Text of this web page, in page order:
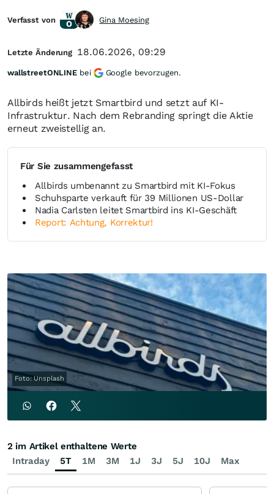
Allbirds heißt jetzt Smartbird und setzt auf KI-
Infrastruktur. Nach dem Rebranding springt die Aktie
erneut zweistellig an.
Für Sie zusammengefasst
Allbirds umbenannt zu Smartbird mit KI-Fokus
Schuhsparte verkauft für 39 Millionen US-Dollar
Nadia Carlsten leitet Smartbird ins KI-Geschäft
Report: Achtung, Korrektur!
Foto: Unsplash
Verfasst von Gina Moesing
Letzte Änderung 18.06.2026, 09:29
wallstreetONLINE bei Google bevorzugen.
Intraday 5T 1M 3M 1J 3J 5J 10J Max
2 im Artikel enthaltene Werte